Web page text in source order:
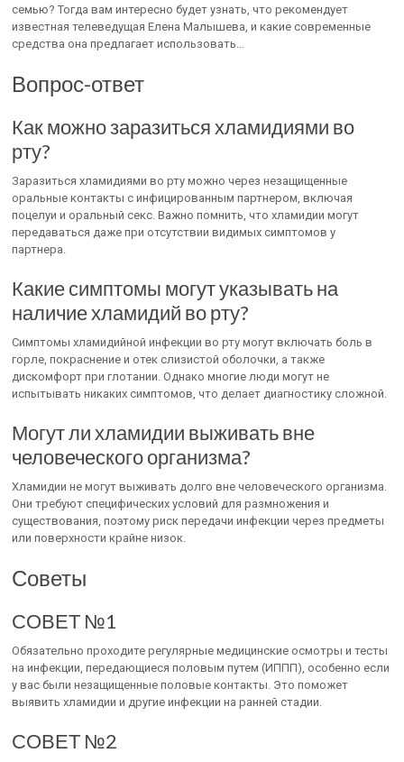
семью? Тогда вам интересно будет узнать, что рекомендует
известная телеведущая Елена Малышева, и какие современные
средства она предлагает использовать…
Вопрос-ответ
Как можно заразиться хламидиями во
рту?
Заразиться хламидиями во рту можно через незащищенные
оральные контакты с инфицированным партнером, включая
поцелуи и оральный секс. Важно помнить, что хламидии могут
передаваться даже при отсутствии видимых симптомов у
партнера.
Какие симптомы могут указывать на
наличие хламидий во рту?
Симптомы хламидийной инфекции во рту могут включать боль в
горле, покраснение и отек слизистой оболочки, а также
дискомфорт при глотании. Однако многие люди могут не
испытывать никаких симптомов, что делает диагностику сложной.
Могут ли хламидии выживать вне
человеческого организма?
Хламидии не могут выживать долго вне человеческого организма.
Они требуют специфических условий для размножения и
существования, поэтому риск передачи инфекции через предметы
или поверхности крайне низок.
Советы
СОВЕТ №1
Обязательно проходите регулярные медицинские осмотры и тесты
на инфекции, передающиеся половым путем (ИППП), особенно если
у вас были незащищенные половые контакты. Это поможет
выявить хламидии и другие инфекции на ранней стадии.
СОВЕТ №2